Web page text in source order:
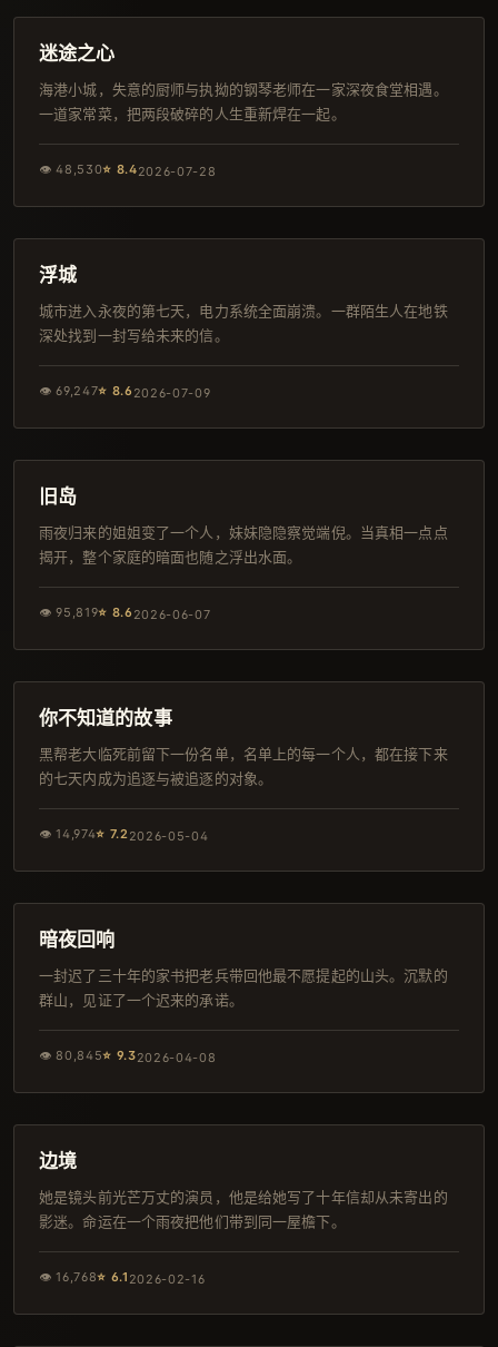
IMAX
迷途之心
海港小城，失意的厨师与执拗的钢琴老师在一家深夜食堂相遇。
一道家常菜，把两段破碎的人生重新焊在一起。
👁48,530⭐ 8.42026-07-28
4K
浮城
城市进入永夜的第七天，电力系统全面崩溃。一群陌生人在地铁
深处找到一封写给未来的信。
👁69,247⭐ 8.6 2026-07-09
完结
旧岛
雨夜归来的姐姐变了一个人，妹妹隐隐察觉端倪。当真相一点点
揭开，整个家庭的暗面也随之浮出水面。
👁95,819⭐ 8.6 2026-06-07
韩剧
你不知道的故事
黑帮老大临死前留下一份名单，名单上的每一个人，都在接下来
的七天内成为追逐与被追逐的对象。
👁14,974⭐ 7.22026-05-04
完结
暗夜回响
一封迟了三十年的家书把老兵带回他最不愿提起的山头。沉默的
群山，见证了一个迟来的承诺。
👁 80,845⭐ 9.32026-04-08
院线
边境
她是镜头前光芒万丈的演员，他是给她写了十年信却从未寄出的
影迷。命运在一个雨夜把他们带到同一屋檐下。
👁16,768⭐ 6.1 2026-02-16